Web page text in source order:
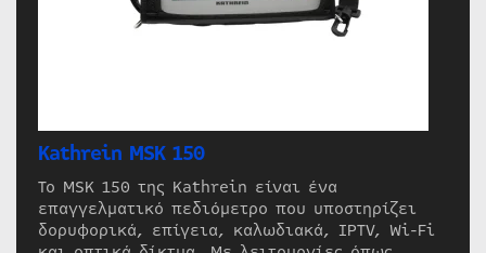
Kathrein MSK 150
Το MSK 150 της Kathrein είναι ένα
επαγγελματικό πεδιόμετρο που υποστηρίζει
δορυφορικά, επίγεια, καλωδιακά, IPTV, Wi-Fi